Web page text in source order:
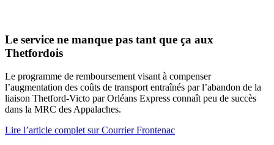
Le service ne manque pas tant que ça aux
Thetfordois
Le programme de remboursement visant à compenser
l’augmentation des coûts de transport entraînés par l’abandon de la
liaison Thetford-Victo par Orléans Express connaît peu de succès
dans la MRC des Appalaches.
Lire l’article complet sur Courrier Frontenac